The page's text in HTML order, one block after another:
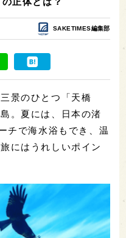
SAKETIMES編集部
景のひとつ「天橋
。夏には、日本の渚
チで海水浴もでき、温
にはうれしいポイン